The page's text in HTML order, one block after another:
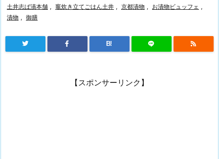
土井志ば漬本舗 , 竈炊き立てごはん土井 , 京都漬物 , お漬物ビュッフェ ,
漬物 , 御膳
B!
【スポンサーリンク】